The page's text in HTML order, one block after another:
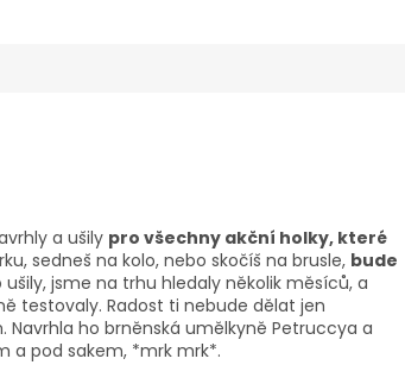
a ušily pro všechny akční holky, které
sedneš na kolo, nebo skočíš na brusle, bude
jsme na trhu hledaly několik měsíců, a
testovaly. Radost ti nebude dělat jen
ho brněnská umělkyně Petruccya a
a pod sakem, *mrk mrk*.